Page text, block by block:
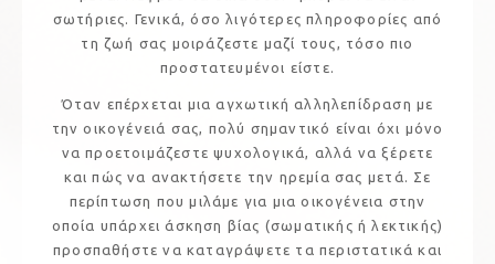
σωτήριες. Γενικά, όσο λιγότερες πληροφορίες από
τη ζωή σας μοιράζεστε μαζί τους, τόσο πιο
προστατευμένοι είστε.
Όταν επέρχεται μια αγχωτική αλληλεπίδραση με
την οικογένειά σας, πολύ σημαντικό είναι όχι μόνο
να προετοιμάζεστε ψυχολογικά, αλλά να ξέρετε
και πώς να ανακτήσετε την ηρεμία σας μετά. Σε
περίπτωση που μιλάμε για μια οικογένεια στην
οποία υπάρχει άσκηση βίας (σωματικής ή λεκτικής)
προσπαθήστε να καταγράψετε τα περιστατικά και